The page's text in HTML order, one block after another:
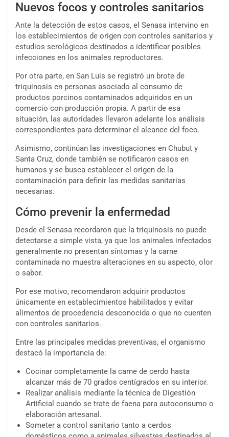
Nuevos focos y controles sanitarios
Ante la detección de estos casos, el Senasa intervino en
los establecimientos de origen con controles sanitarios y
estudios serológicos destinados a identificar posibles
infecciones en los animales reproductores.
Por otra parte, en San Luis se registró un brote de
triquinosis en personas asociado al consumo de
productos porcinos contaminados adquiridos en un
comercio con producción propia. A partir de esa
situación, las autoridades llevaron adelante los análisis
correspondientes para determinar el alcance del foco.
Asimismo, continúan las investigaciones en Chubut y
Santa Cruz, donde también se notificaron casos en
humanos y se busca establecer el origen de la
contaminación para definir las medidas sanitarias
necesarias.
Cómo prevenir la enfermedad
Desde el Senasa recordaron que la triquinosis no puede
detectarse a simple vista, ya que los animales infectados
generalmente no presentan síntomas y la carne
contaminada no muestra alteraciones en su aspecto, olor
o sabor.
Por ese motivo, recomendaron adquirir productos
únicamente en establecimientos habilitados y evitar
alimentos de procedencia desconocida o que no cuenten
con controles sanitarios.
Entre las principales medidas preventivas, el organismo
destacó la importancia de:
Cocinar completamente la carne de cerdo hasta
alcanzar más de 70 grados centígrados en su interior.
Realizar análisis mediante la técnica de Digestión
Artificial cuando se trate de faena para autoconsumo o
elaboración artesanal.
Someter a control sanitario tanto a cerdos